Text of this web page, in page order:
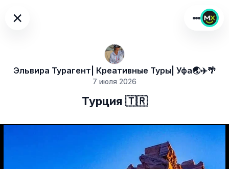
×
Эльвира Турагент| Креативные Туры| Уфа🌏✈️🌴
7 июля 2026
Турция 🇹🇷